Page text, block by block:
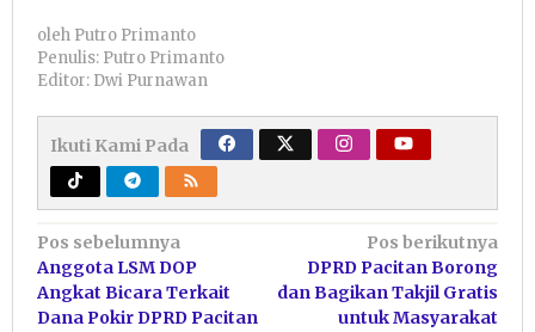
oleh Putro Primanto
Penulis: Putro Primanto
Editor: Dwi Purnawan
Ikuti Kami Pada
Navigasi
pos
Pos sebelumnya
Anggota LSM DOP
Angkat Bicara Terkait
Dana Pokir DPRD Pacitan
Pos berikutnya
DPRD Pacitan Borong
dan Bagikan Takjil Gratis
untuk Masyarakat